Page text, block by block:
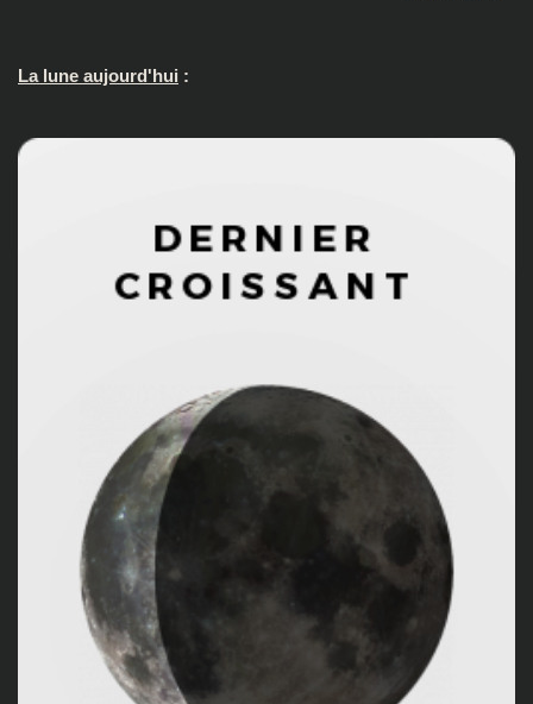
La lune aujourd'hui :